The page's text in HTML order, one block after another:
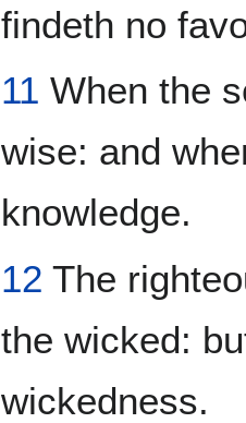
findeth no
11 When the
wise: and
knowledge.
12 The
the wicked:
wickedness.